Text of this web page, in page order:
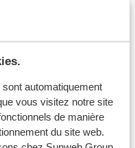
automatiquement
vous visitez notre site
de manière
du site web.
de ski